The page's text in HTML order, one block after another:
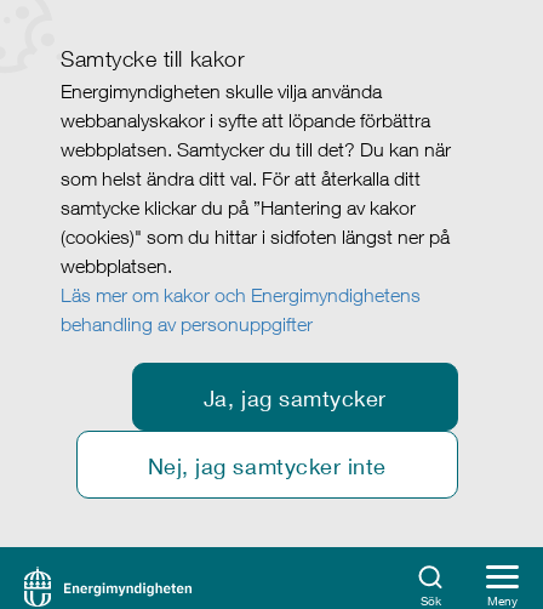
Samtycke till kakor
Energimyndigheten skulle vilja använda
webbanalyskakor i syfte att löpande förbättra
webbplatsen. Samtycker du till det? Du kan när
som helst ändra ditt val. För att återkalla ditt
samtycke klickar du på ”Hantering av kakor
(cookies)" som du hittar i sidfoten längst ner på
webbplatsen.
Läs mer om kakor och Energimyndighetens
behandling av personuppgifter
Ja, jag samtycker
Nej, jag samtycker inte
Sök Meny